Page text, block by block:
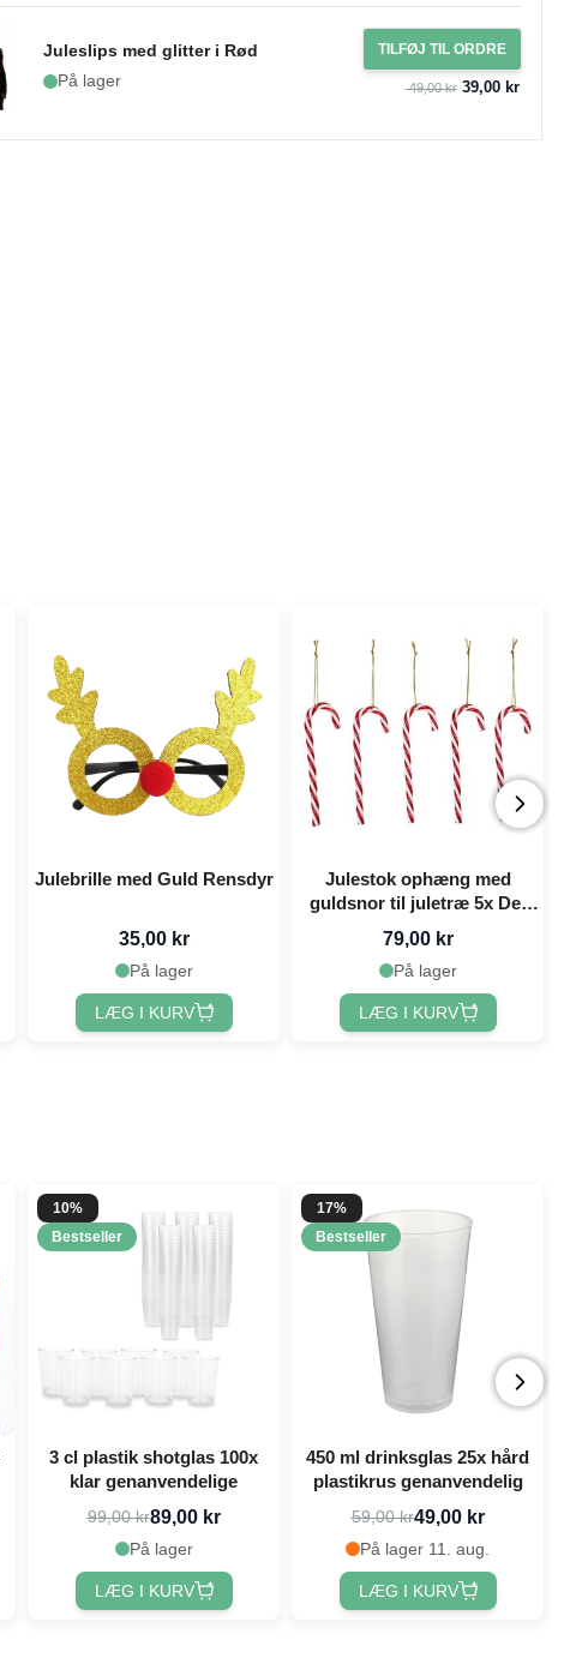
Juleslips med glitter i Rød
På lager
TILFØJ TIL ORDRE
49,00 kr39,00 kr
Julebrille med Guld Rensdyr
35,00 kr
På lager
LÆG I KURV
Julestok ophæng med
guldsnor til juletræ 5x Det
Gamle Apotek
79,00 kr
På lager
LÆG I KURV
10%
Bestseller
3 cl plastik shotglas 100x
klar genanvendelige
99,00 kr89,00 kr
På lager
LÆG I KURV
17%
Bestseller
450 ml drinksglas 25x hård
plastikrus genanvendelig
59,00 kr49,00 kr
På lager 11. aug.
LÆG I KURV